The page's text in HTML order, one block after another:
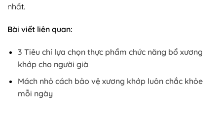
nhất.
Bài viết liên quan:
3 Tiêu chí lựa chọn thực phẩm chức năng bổ xương
khớp cho người già
Mách nhỏ cách bảo vệ xương khớp luôn chắc khỏe
mỗi ngày